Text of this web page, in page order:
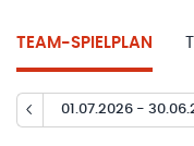
TEAM-SPIELPLAN
01.07.2026 -